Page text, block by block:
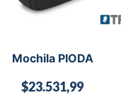
Mochila PIODA
$23.531,99